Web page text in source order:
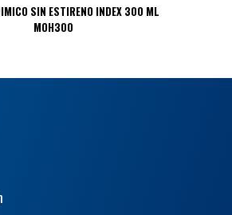
SIN ESTIRENO INDEX 300 ML
MOH300